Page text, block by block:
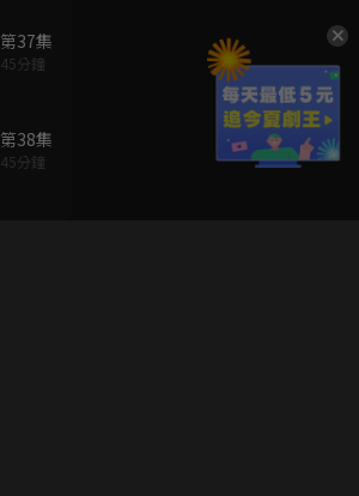
第37集
45分鐘
第38集
45分鐘